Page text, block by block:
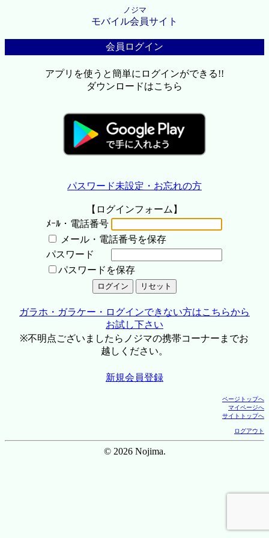
ノジマ
モバイル会員サイト
会員ログイン
アプリを使うと簡単にログインができる!!
ダウンロードはこちら
パスワード未設定・お忘れの方
【ログインフォーム】
ﾒｰﾙ・電話番号
メール・電話番号を保存
パスワード
パスワードを保存
ガラホ・ガラケー・ログインできない方はこちらから
お試し下さい
※不明点ございましたらノジマの携帯コーナーまでお
越しください。
新規会員登録
ページトップへ
マイページへ
サイトトップへ
ログアウト
© 2026 Nojima.